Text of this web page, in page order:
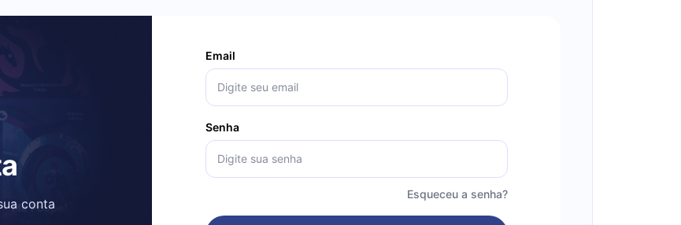
conta
Email
Senha
Esqueceu a senha?